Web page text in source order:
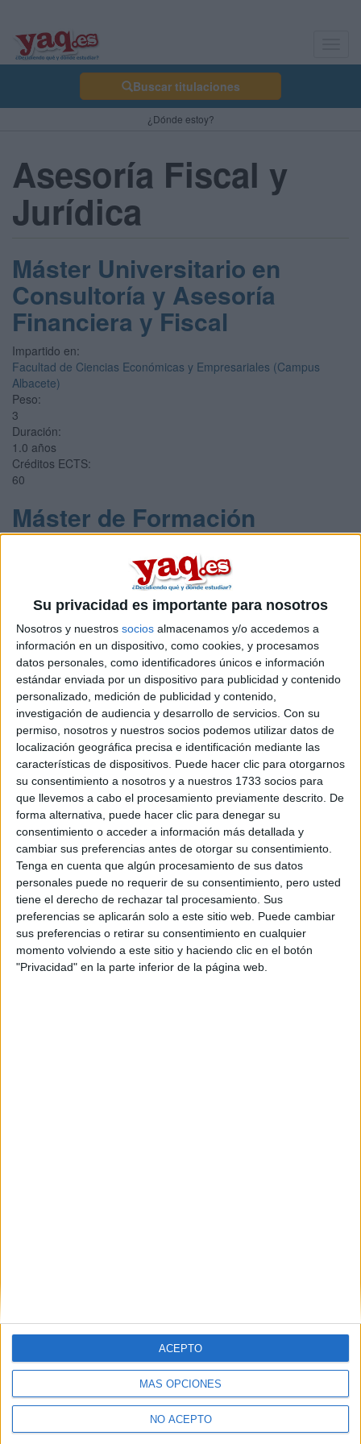
Su privacidad es importante para nosotros
Nosotros y nuestros socios almacenamos y/o accedemos a
información en un dispositivo, como cookies, y procesamos
datos personales, como identificadores únicos e información
estándar enviada por un dispositivo para publicidad y contenido
personalizado, medición de publicidad y contenido,
investigación de audiencia y desarrollo de servicios. Con su
permiso, nosotros y nuestros socios podemos utilizar datos de
localización geográfica precisa e identificación mediante las
características de dispositivos. Puede hacer clic para otorgarnos
su consentimiento a nosotros y a nuestros 1733 socios para
que llevemos a cabo el procesamiento previamente descrito. De
forma alternativa, puede hacer clic para denegar su
consentimiento o acceder a información más detallada y
cambiar sus preferencias antes de otorgar su consentimiento.
Tenga en cuenta que algún procesamiento de sus datos
personales puede no requerir de su consentimiento, pero usted
tiene el derecho de rechazar tal procesamiento. Sus
preferencias se aplicarán solo a este sitio web. Puede cambiar
sus preferencias o retirar su consentimiento en cualquier
momento volviendo a este sitio y haciendo clic en el botón
"Privacidad" en la parte inferior de la página web.
MÁS OPCIONES
NO ACEPTO
ACEPTO
Buscar titulaciones
¿Dónde estoy?
Asesoría Fiscal y
Jurídica
Máster Universitario en
Consultoría y Asesoría
Financiera y Fiscal
Impartido en:
Facultad de Ciencias Económicas y Empresariales (Campus
Albacete)
Peso:
3
Duración:
1.0 años
Créditos ECTS:
60
Máster de Formación
Permanente en Asesoría
Impartido en:
Campus de Valencia (Sede San Juan y San Vicente)
Si quieres desarrollar tu carrera en el ámbito de la asesoría fiscal,
este máster es una excelente opción.
Peso:
5
Duración:
1.0 años
Créditos ECTS:
60
Coste primer año:
5990 €
Web: https://www.ucv.es/o...
Promo video:
1.0 años
Créditos ECTS:
60
Coste primer año:
Web: https://www.ucv.es/o...